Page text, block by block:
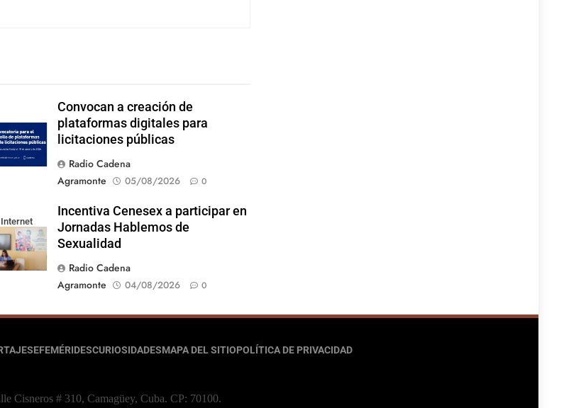
Convocan a creación de
plataformas digitales para
licitaciones públicas
Radio Cadena
Agramonte
05/08/2026 0
Internet
Incentiva Cenesex a participar en
Jornadas Hablemos de
Sexualidad
Radio Cadena
Agramonte
04/08/2026 0
EFEMÉRIDESCURIOSIDADESMAPA DEL SITIOPOLÍTICA DE PRIVACIDAD
Cisneros # 310, Camagüey, Cuba. CP: 70100.